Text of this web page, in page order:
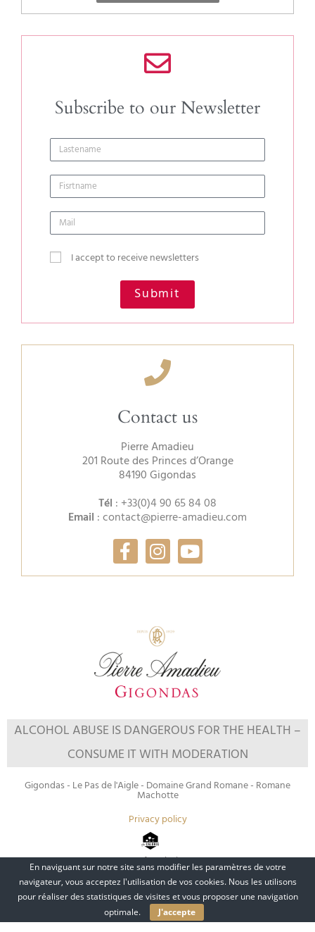
Subscribe to our Newsletter
I accept to receive newsletters
Submit
Contact us
Pierre Amadieu
201 Route des Princes d’Orange
84190 Gigondas
Tél : +33(0)4 90 65 84 08
Email :contact@pierre-amadieu.com
ALCOHOL ABUSE IS DANGEROUS FOR THE HEALTH –
CONSUME IT WITH MODERATION
Gigondas - Le Pas de l'Aigle - Domaine Grand Romane - Romane
Machotte
Privacy policy
Info calories
Vin et Société
En naviguant sur notre site sans modifier les paramètres de votre
navigateur, vous acceptez l'utilisation de vos cookies. Nous les utilisons
pour réaliser des statistiques de visites et vous proposer une navigation
optimale.
J'accepte